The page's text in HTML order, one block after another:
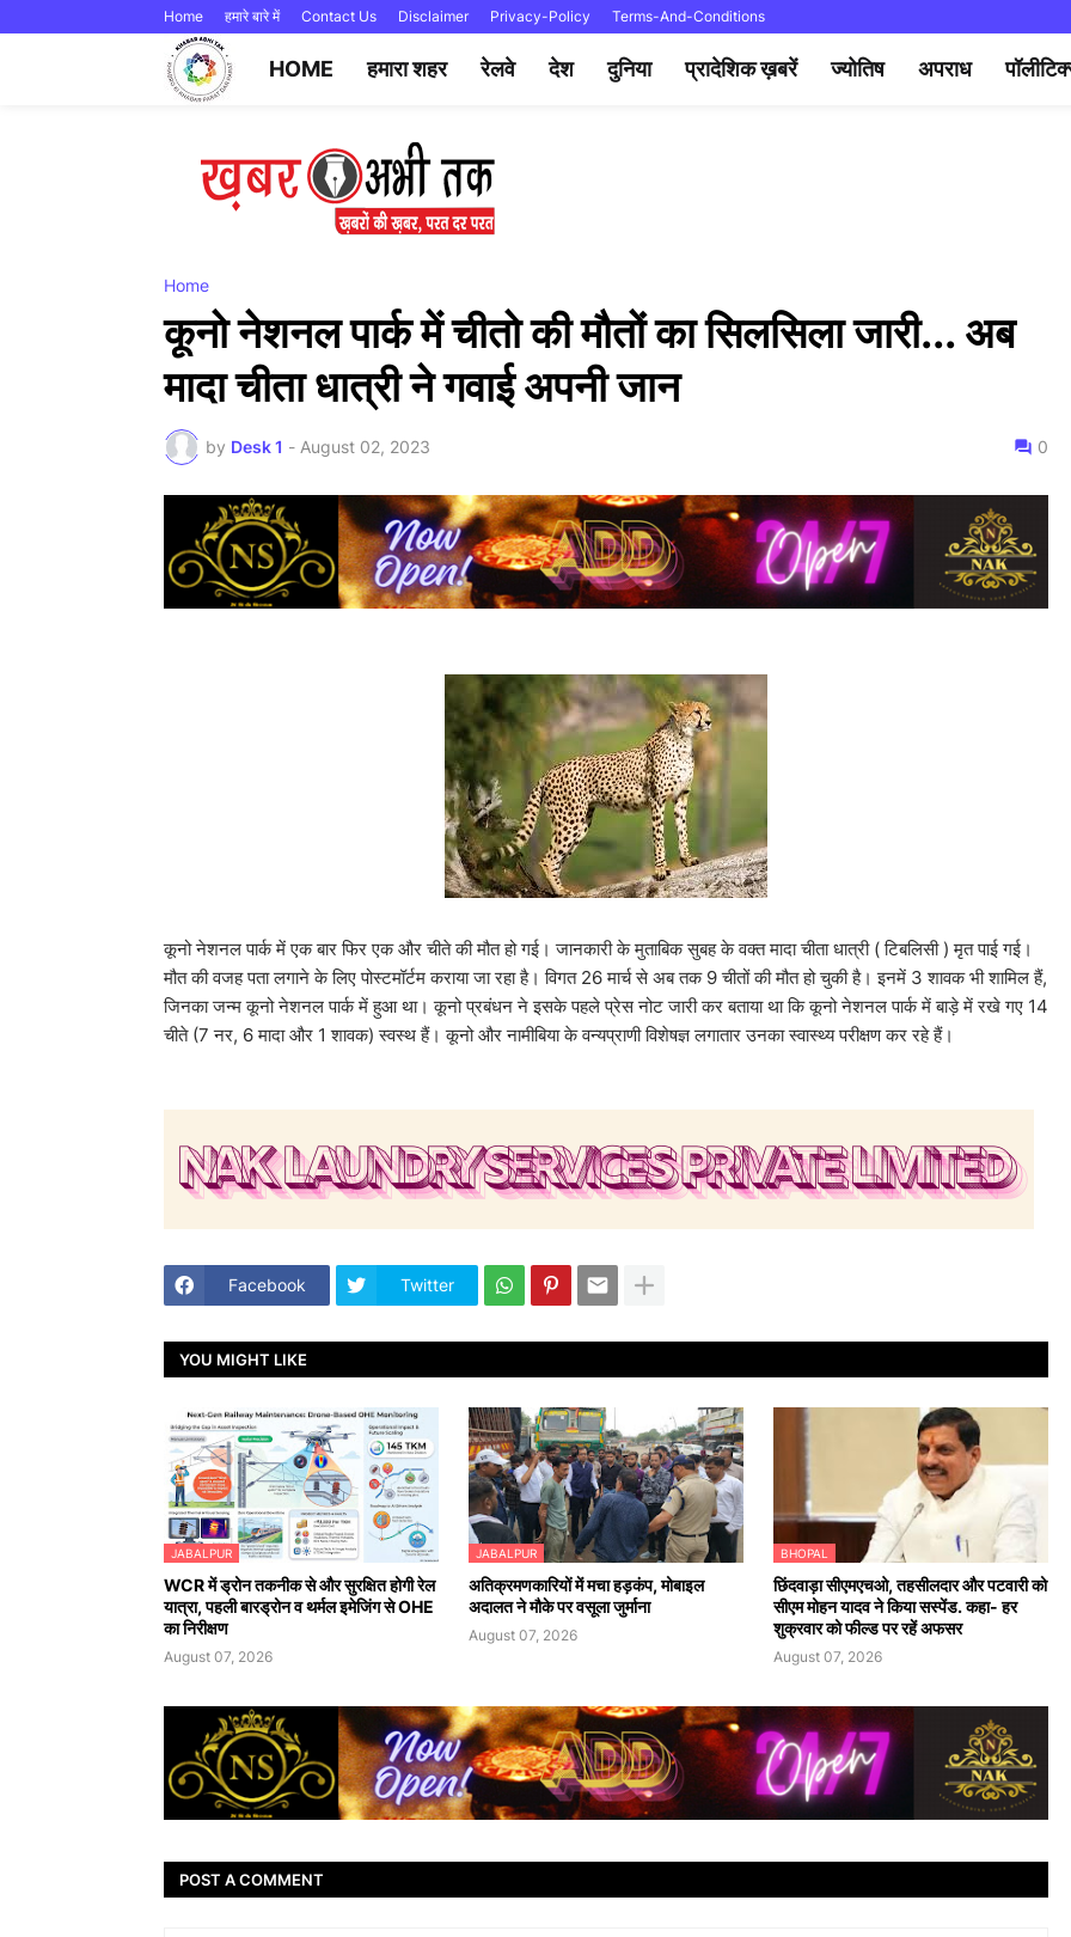
Home हमारे बारे में Contact Us Disclaimer Privacy-Policy Terms-And-Conditions
HOME हमारा शहर रेलवे देश दुनिया प्रादेशिक ख़बरें ज्योतिष अपराध
Home
कूनो नेशनल पार्क में चीतो की मौतों का सिलसिला जारी... अब
मादा चीता धात्री ने गवाई अपनी जान
by Desk 1 - August 02, 2023 0
कूनो नेशनल पार्क में एक बार फिर एक और चीते की मौत हो गई। जानकारी के मुताबिक सुबह के वक्त मादा चीता धात्री ( टिबलिसी ) मृत पाई गई।
मौत की वजह पता लगाने के लिए पोस्टमॉर्टम कराया जा रहा है। विगत 26 मार्च से अब तक 9 चीतों की मौत हो चुकी है। इनमें 3 शावक भी शामिल हैं,
जिनका जन्म कूनो नेशनल पार्क में हुआ था। कूनो प्रबंधन ने इसके पहले प्रेस नोट जारी कर बताया था कि कूनो नेशनल पार्क में बाड़े में रखे गए 14
चीते (7 नर, 6 मादा और 1 शावक) स्वस्थ हैं। कूनो और नामीबिया के वन्यप्राणी विशेषज्ञ लगातार उनका स्वास्थ्य परीक्षण कर रहे हैं।
Facebook Twitter
YOU MIGHT LIKE
JABALPUR
WCR में ड्रोन तकनीक से और सुरक्षित होगी रेल
यात्रा, पहली बारड्रोन व थर्मल इमेजिंग से OHE
का निरीक्षण
August 07, 2026
JABALPUR
अतिक्रमणकारियों में मचा हड़कंप, मोबाइल
अदालत ने मौके पर वसूला जुर्माना
August 07, 2026
BHOPAL
छिंदवाड़ा सीएमएचओ, तहसीलदार और पटवारी को
सीएम मोहन यादव ने किया सस्पेंड. कहा- हर
शुक्रवार को फील्ड पर रहें अफसर
August 07, 2026
POST A COMMENT